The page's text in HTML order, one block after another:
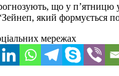
що у п’ятницю
який формується
мережах